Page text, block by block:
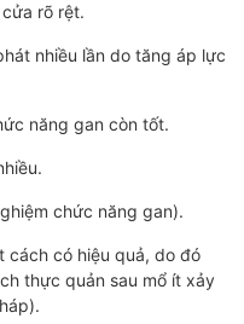
rõ rệt.
nhiều lần do tăng áp lực
năng gan còn tốt.
chức năng gan).
cách có hiệu quả, do đó
thực quản sau mổ ít xảy